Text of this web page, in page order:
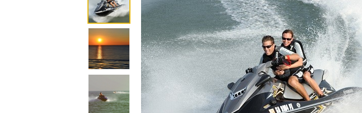
Previous Next